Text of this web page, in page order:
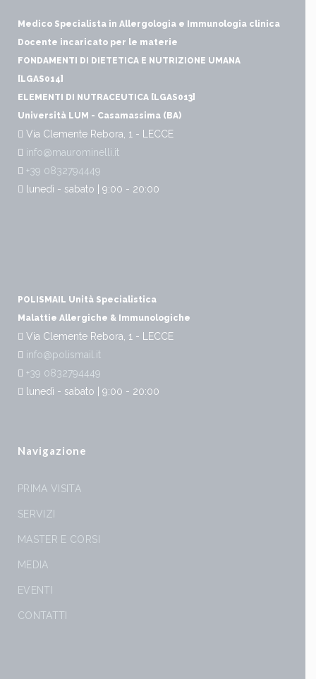
Medico Specialista in Allergologia e Immunologia clinica
Docente incaricato per le materie
FONDAMENTI DI DIETETICA E NUTRIZIONE UMANA
[LGAS014]
ELEMENTI DI NUTRACEUTICA [LGAS013]
Università LUM - Casamassima (BA)
Via Clemente Rebora, 1 - LECCE
info@maurominelli.it
+39 0832794449
lunedì - sabato | 9:00 - 20:00
POLISMAIL Unità Specialistica
Malattie Allergiche & Immunologiche
Via Clemente Rebora, 1 - LECCE
info@polismail.it
+39 0832794449
lunedì - sabato | 9:00 - 20:00
Navigazione
PRIMA VISITA
SERVIZI
MASTER E CORSI
MEDIA
EVENTI
CONTATTI